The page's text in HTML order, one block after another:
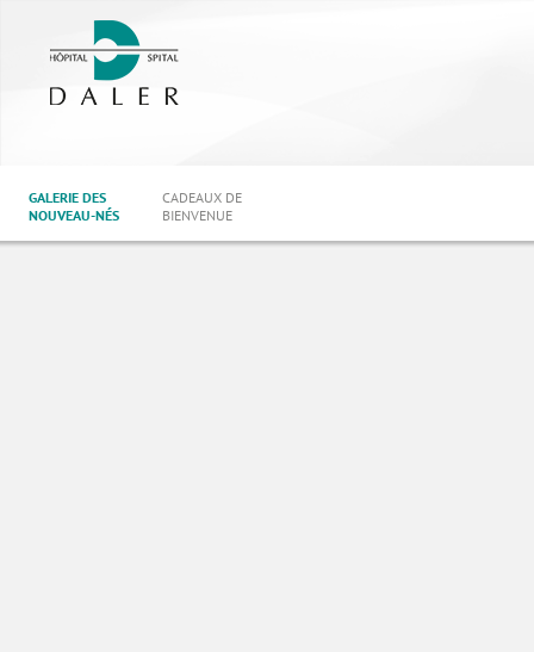
GALERIE DES
NOUVEAU-NÉS
CADEAUX DE
BIENVENUE